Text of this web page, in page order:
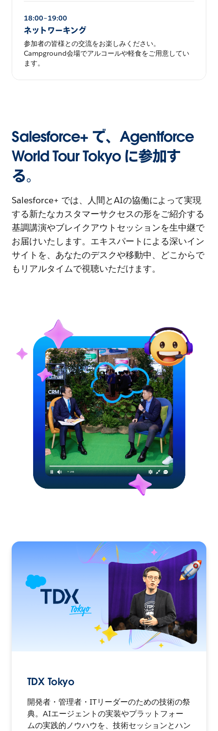
18:00–19:00
ネットワーキング
参加者の皆様との交流をお楽しみください。
Campground会場でアルコールや軽食をご用意してい
ます。
Salesforce+ で、Agentforce
World Tour Tokyo に参加す
る。
Salesforce+ では、人間とAIの協働によって実現
する新たなカスタマーサクセスの形をご紹介する
基調講演やブレイクアウトセッションを生中継で
お届けいたします。エキスパートによる深いイン
サイトを、あなたのデスクや移動中、どこからで
もリアルタイムで視聴いただけます。
TDX Tokyo
開発者・管理者・ITリーダーのための技術の祭
典。AIエージェントの実装やプラットフォー
ムの実践的ノウハウを、技術セッションとハン